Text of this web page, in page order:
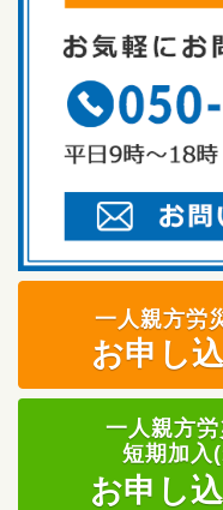
一人親方労
お申し
一人親方
短期加入(
お申し